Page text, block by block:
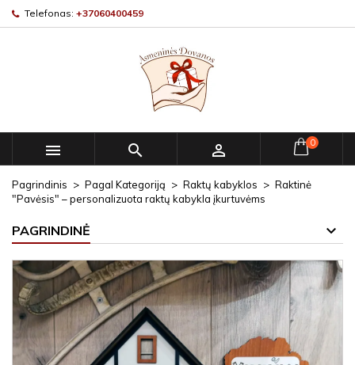
Telefonas: +37060400459
   0
Pagrindinis Pagal Kategoriją Raktų kabyklos
Raktinė
"Pavėsis" – personalizuota raktų kabykla įkurtuvėms
PAGRINDINĖ